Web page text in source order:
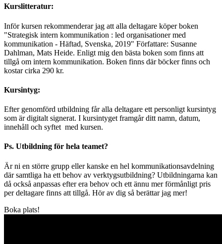
Kurslitteratur:
Inför kursen rekommenderar jag att alla deltagare köper boken
"Strategisk intern kommunikation : led organisationer med
kommunikation - Häftad, Svenska, 2019" Författare: Susanne
Dahlman, Mats Heide. Enligt mig den bästa boken som finns att
tillgå om intern kommunikation. Boken finns där böcker finns och
kostar cirka 290 kr.
Kursintyg:
Efter genomförd utbildning får alla deltagare ett personligt kursintyg
som är digitalt signerat. I kursintyget framgår ditt namn, datum,
innehåll och syftet med kursen.
Ps. Utbildning för hela teamet?
Är ni en större grupp eller kanske en hel kommunikationsavdelning
där samtliga ha ett behov av verktygsutbildning? Utbildningarna kan
då också anpassas efter era behov och ett ännu mer förmånligt pris
per deltagare finns att tillgå. Hör av dig så berättar jag mer!
Boka plats!